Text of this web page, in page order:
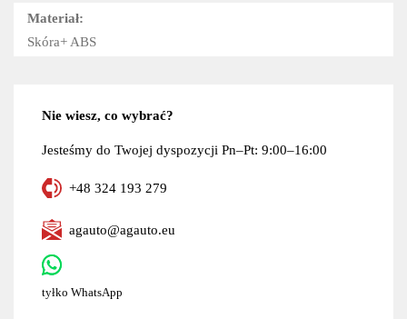
Materiał:
Skóra+ ABS
Nie wiesz, co wybrać?
Jesteśmy do Twojej dyspozycji Pn–Pt: 9:00–16:00
+48 324 193 279
agauto@agauto.eu
tyłko WhatsApp